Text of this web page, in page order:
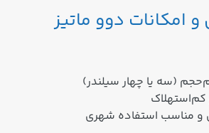
دوو ماتیز
(سه یا چهار سیلندر)
مناسب استفاده شهری